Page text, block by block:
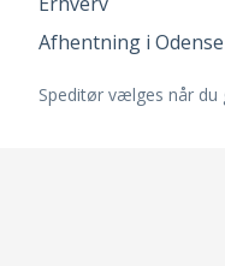
Afhentning i Odense
Speditør vælges når du